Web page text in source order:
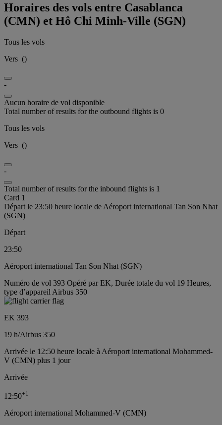
Horaires des vols entre Casablanca
(CMN) et Hô Chi Minh-Ville (SGN)
Tous les vols
Vers ()
-
Aucun horaire de vol disponible
Total number of results for the outbound flights is 0
Tous les vols
Vers ()
-
Total number of results for the inbound flights is 1
Card 1
Départ le 23:50 heure locale de Aéroport international Tan Son Nhat
(SGN)
Départ
23:50
Aéroport international Tan Son Nhat (SGN)
Numéro de vol 393 Opéré par EK, Durée totale du vol 19 Heures,
type d’appareil Airbus 350
EK 393
19 h/Airbus 350
Arrivée le 12:50 heure locale à Aéroport international Mohammed-
V (CMN) plus 1 jour
Arrivée
12:50+1
Aéroport international Mohammed-V (CMN)